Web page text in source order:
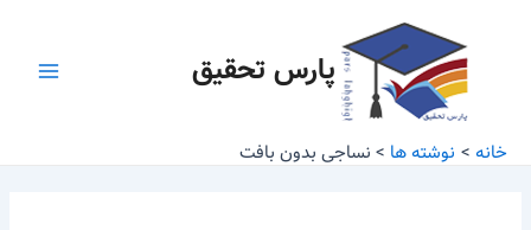
پارس تحقیق
خانه نوشته ها نساجی بدون بافت